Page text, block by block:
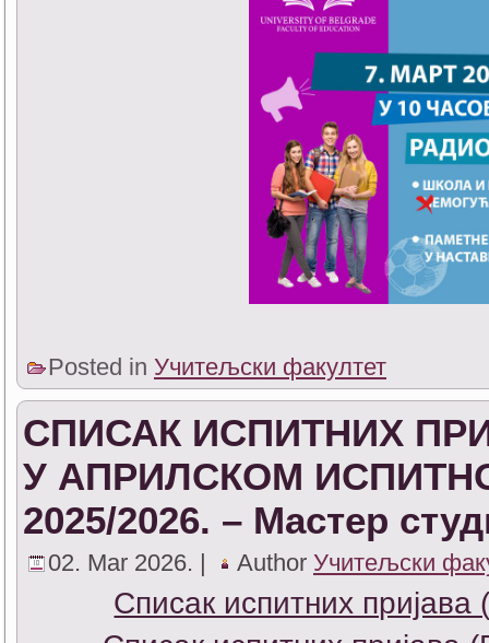
Posted in Учитељски факултет
СПИСАК ИСПИТНИХ
У АПРИЛСКОМ
2025/2026. – Мастер
02. Mar 2026. | Author Учитељски
Списак испитних